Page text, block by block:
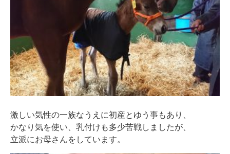
激しい気性の一族なうえに初産とゆう事もあり、
かなり気を使い、乳付けも多少苦戦しましたが、
立派にお母さんをしています。